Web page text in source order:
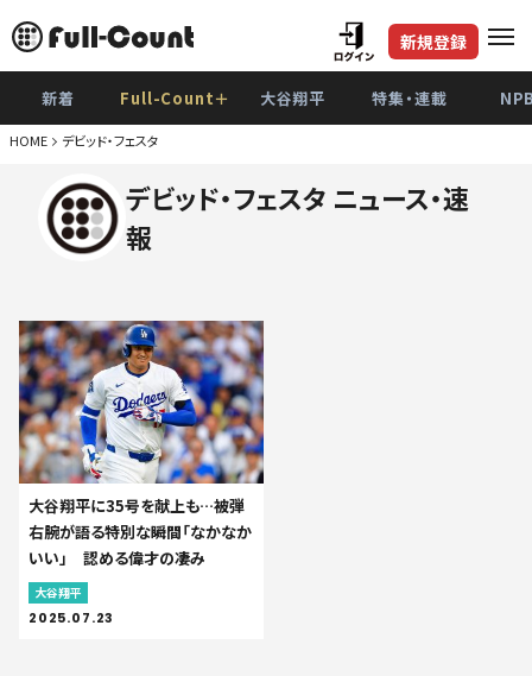
新規登録
新着 Full-Count＋ 大谷翔平 特集・連載
HOME デビッド・フェスタ
デビッド・フェスタ ニュース・速
報
大谷翔平に35号を献上も…被弾
右腕が語る特別な瞬間「なかなか
いい」 認める偉才の凄み
大谷翔平
2025.07.23